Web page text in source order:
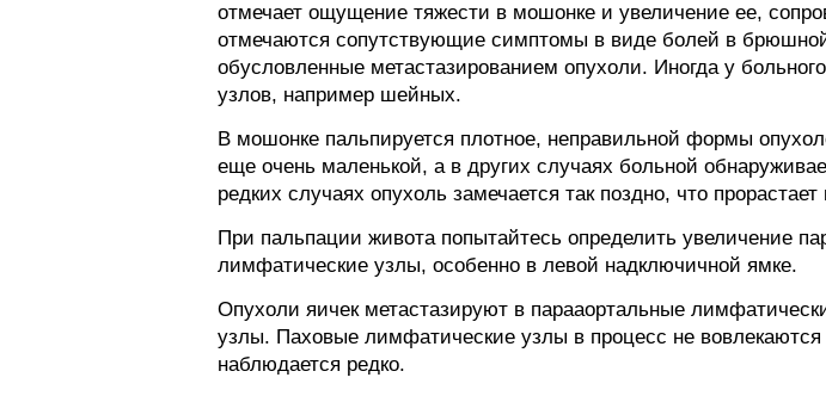
отмечает ощущение тяжести в мошонке и увеличение ее,
отмечаются сопутствующие симптомы в виде болей в
обусловленные метастазированием опухоли. Иногда у
узлов, например шейных.
В мошонке пальпируется плотное, неправильной формы
еще очень маленькой, а в других случаях больной
редких случаях опухоль замечается так поздно, что
При пальпации живота попытайтесь определить увеличение
лимфатические узлы, особенно в левой надключичной ямке.
Опухоли яичек метастазируют в парааортальные
узлы. Паховые лимфатические узлы в процесс не
наблюдается редко.